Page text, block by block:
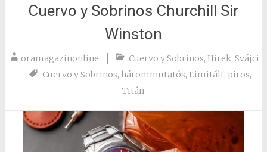
Cuervo y Sobrinos Churchill Sir
Winston
oramagazinonline Cuervo y Sobrinos, Hirek, Svájci
Cuervo y Sobrinos, hárommutatós,Limitált, piros,
Titán